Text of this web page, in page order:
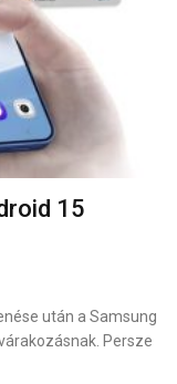
15
után a Samsung
Persze